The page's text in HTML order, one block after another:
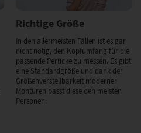
Richtige Größe
In den allermeisten Fällen ist es gar
nicht nötig, den Kopfumfang für die
passende Perücke zu messen. Es gibt
eine Standardgröße und dank der
Größenverstellbarkeit moderner
Monturen passt diese den meisten
Personen.